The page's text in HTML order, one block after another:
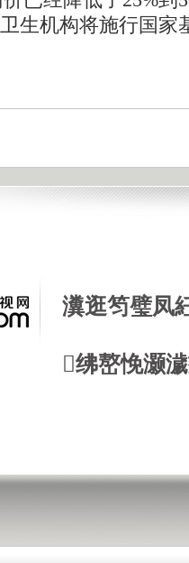
生机构将施行国家
瀵逛笉璧凤
绋嶅悗灏